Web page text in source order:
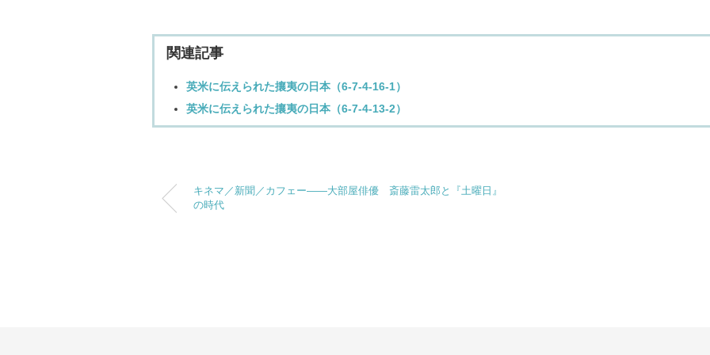
関連記事
英米に伝えられた攘夷の日本（6-7-4-16-1）
英米に伝えられた攘夷の日本（6-7-4-13-2）
キネマ／新聞／カフェー――大部屋俳優 斎藤雷太郎と『土曜日』
の時代